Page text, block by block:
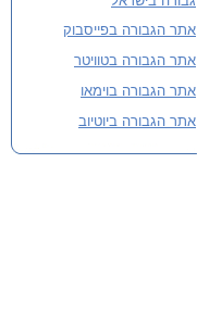
לסיוע ותרומה
אתר הגבורה בפייסבוק
אתר הגבורה בטוויטר
אתר הגבורה בוימאו
אתר הגבורה ביוטיוב